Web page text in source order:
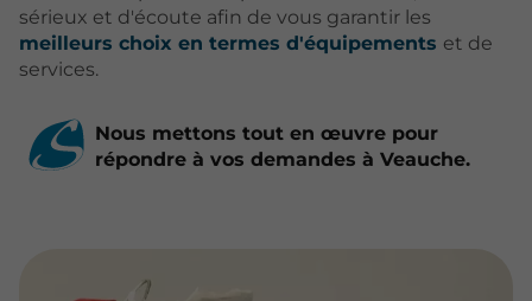
sérieux et d'écoute afin de vous garantir les
meilleurs choix en termes d'équipements et de
services.
Nous mettons tout en œuvre pour
répondre à vos demandes à Veauche.